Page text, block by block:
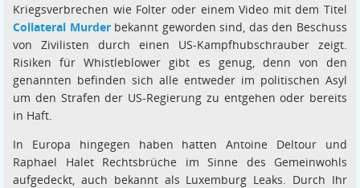
Kriegsverbrechen wie Folter oder einem Video mit dem Titel
Collateral Murderbekannt geworden sind, das den Beschuss
von Zivilisten durch einen US-Kampfhubschrauber zeigt.
Risiken für Whistleblower gibt es genug, denn von den
genannten befinden sich alle entweder im politischen Asyl
um den Strafen der US-Regierung zu entgehen oder bereits
in Haft.
In Europa hingegen haben hatten Antoine Deltour und
Raphael Halet Rechtsbrüche im Sinne des Gemeinwohls
aufgedeckt, auch bekannt als Luxemburg Leaks. Durch Ihr